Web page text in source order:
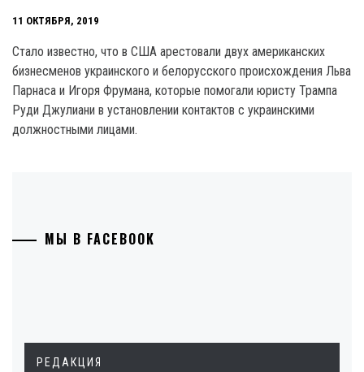
11 ОКТЯБРЯ, 2019
Стало известно, что в США арестовали двух американских
бизнесменов украинского и белорусского происхождения Льва
Парнаса и Игоря Фрумана, которые помогали юристу Трампа
Руди Джулиани в установлении контактов с украинскими
должностными лицами.
МЫ В FACEBOOK
РЕДАКЦИЯ